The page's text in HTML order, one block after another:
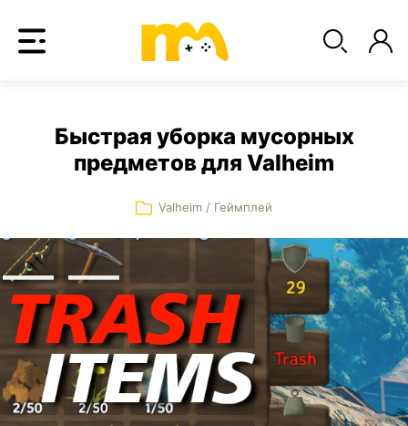
Быстрая уборка мусорных
предметов для Valheim
Valheim / Геймплей